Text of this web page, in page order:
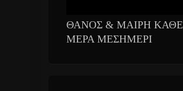
ΘΑΝΟΣ & ΜΑΙΡΗ ΚΑΘΕ
ΜΕΡΑ ΜΕΣΗΜΕΡΙ